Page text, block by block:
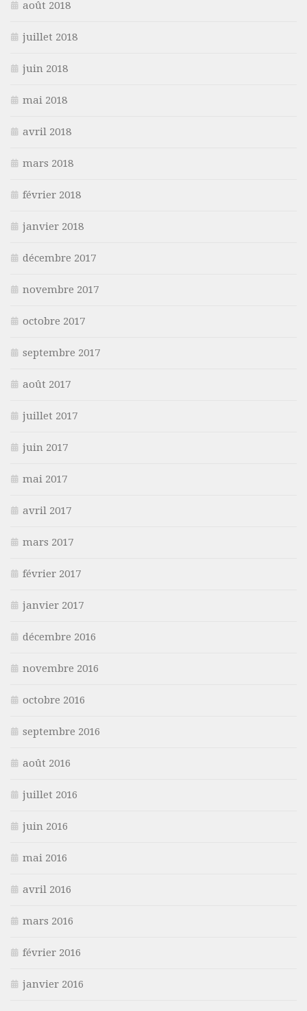
août 2018
juillet 2018
juin 2018
mai 2018
avril 2018
mars 2018
février 2018
janvier 2018
décembre 2017
novembre 2017
octobre 2017
septembre 2017
août 2017
juillet 2017
juin 2017
mai 2017
avril 2017
mars 2017
février 2017
janvier 2017
décembre 2016
novembre 2016
octobre 2016
septembre 2016
août 2016
juillet 2016
juin 2016
mai 2016
avril 2016
mars 2016
février 2016
janvier 2016